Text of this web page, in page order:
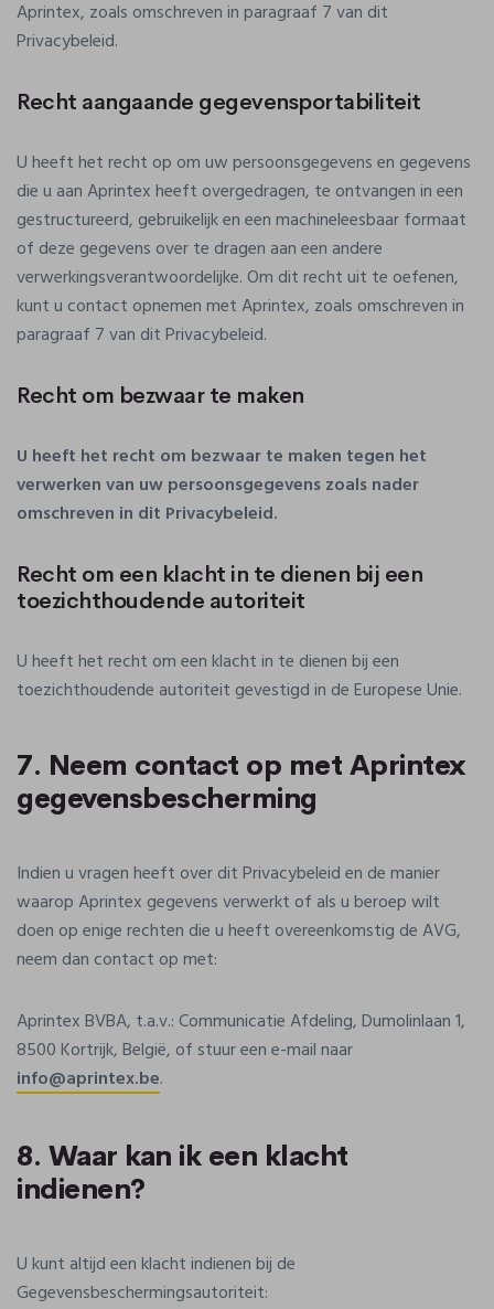
Aprintex, zoals omschreven in paragraaf 7 van dit
Privacybeleid.
Recht aangaande gegevensportabiliteit
U heeft het recht op om uw persoonsgegevens en gegevens
die u aan Aprintex heeft overgedragen, te ontvangen in een
gestructureerd, gebruikelijk en een machineleesbaar formaat
of deze gegevens over te dragen aan een andere
verwerkingsverantwoordelijke. Om dit recht uit te oefenen,
kunt u contact opnemen met Aprintex, zoals omschreven in
paragraaf 7 van dit Privacybeleid.
Recht om bezwaar te maken
U heeft het recht om bezwaar te maken tegen het
verwerken van uw persoonsgegevens zoals nader
omschreven in dit Privacybeleid.
Recht om een klacht in te dienen bij een
toezichthoudende autoriteit
U heeft het recht om een klacht in te dienen bij een
toezichthoudende autoriteit gevestigd in de Europese Unie.
7. Neem contact op met Aprintex
gegevensbescherming
Indien u vragen heeft over dit Privacybeleid en de manier
waarop Aprintex gegevens verwerkt of als u beroep wilt
doen op enige rechten die u heeft overeenkomstig de AVG,
neem dan contact op met:
Aprintex BVBA, t.a.v.: Communicatie Afdeling, Dumolinlaan 1,
8500 Kortrijk, België, of stuur een e-mail naar
info@aprintex.be.
8. Waar kan ik een klacht
indienen?
U kunt altijd een klacht indienen bij de
Gegevensbeschermingsautoriteit: